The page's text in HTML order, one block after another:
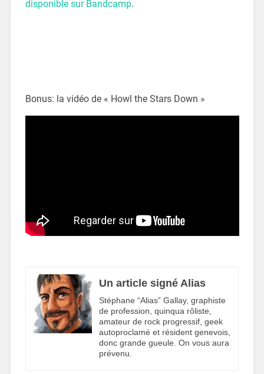
disponible sur Bandcamp.
Bonus: la vidéo de « Howl the Stars Down »
Un article signé Alias
Stéphane “Alias” Gallay, graphiste
de profession, quinqua rôliste,
amateur de rock progressif, geek
autoproclamé et résident genevois,
donc grande gueule. On vous aura
prévenu.